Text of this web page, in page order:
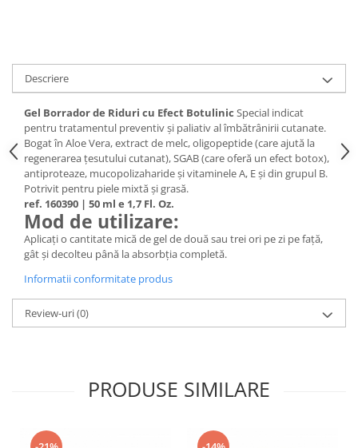
Descriere
Gel Borrador de Riduri cu Efect Botulinic Special indicat
pentru tratamentul preventiv și paliativ al îmbătrânirii cutanate.
Bogat în Aloe Vera, extract de melc, oligopeptide (care ajută la
regenerarea țesutului cutanat), SGAB (care oferă un efect botox),
antiproteaze, mucopolizaharide și vitaminele A, E și din grupul B.
Potrivit pentru piele mixtă și grasă.
ref. 160390 | 50 ml e 1,7 Fl. Oz.
Mod de utilizare:
Aplicați o cantitate mică de gel de două sau trei ori pe zi pe față,
gât și decolteu până la absorbția completă.
Informatii conformitate produs
Review-uri(0)
PRODUSE SIMILARE